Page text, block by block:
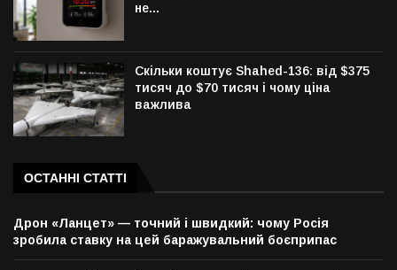
не...
Скільки коштує Shahed-136: від $375
тисяч до $70 тисяч і чому ціна
важлива
ОСТАННІ СТАТТІ
Дрон «Ланцет» — точний і швидкий: чому Росія
зробила ставку на цей баражувальний боєприпас